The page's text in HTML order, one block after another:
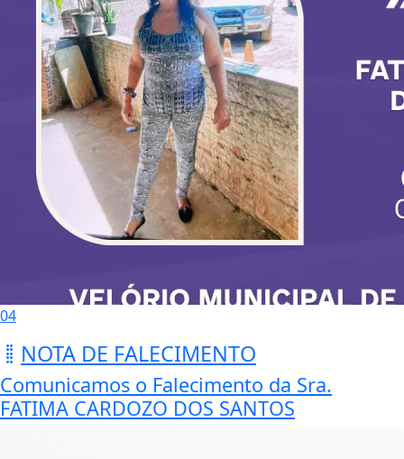
04
NOTA DE FALECIMENTO
Comunicamos o Falecimento da Sra.
FATIMA CARDOZO DOS SANTOS